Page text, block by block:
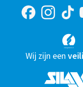
Wij zijn een